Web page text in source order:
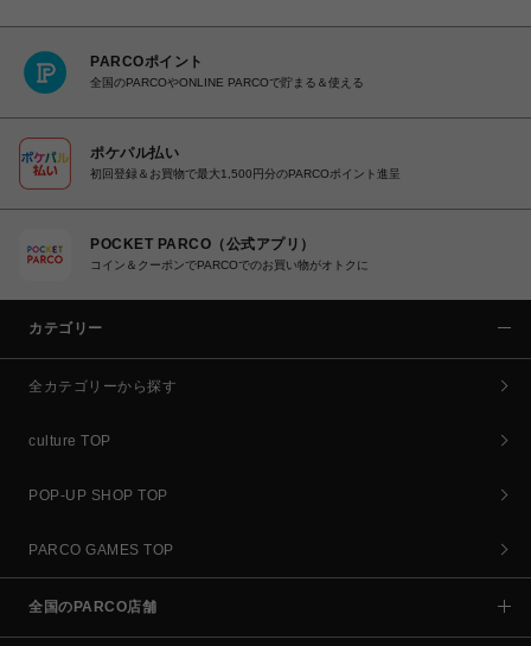
PARCOポイント
全国のPARCOやONLINE PARCOで貯まる＆使える
ポケパル払い
初回登録＆お買物で最大1,500円分のPARCOポイント進呈
POCKET PARCO（公式アプリ）
コイン＆クーポンでPARCOでのお買い物がオトクに
カテゴリー
全カテゴリーから探す
culture TOP
POP-UP SHOP TOP
PARCO GAMES TOP
全国のPARCO店舗